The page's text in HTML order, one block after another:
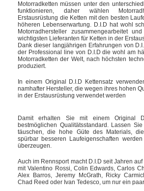
Motorradketten müssen unter den
funktionieren, daher wählen
Erstausrüstung die Ketten mit den besten
höheren Lebenserwartung. D.I.D hat wohl
Motorradhersteller zusammengearbeitet
wichtigsten Lieferanten für Ketten in der
Dank dieser langjährigen Erfahrungen von
der Professional line von D.I.D die wohl am
Motorradketten der Welt, nach höchsten
produziert.
In einem Original D.I.D Kettensatz
namhafter Hersteller, die wegen ihres hohen
in der Erstausrüstung verwendet werden
Damit erhalten Sie mit einem Original
bestmöglichen Qualitätsstandard. Lassen
täuschen, die hohe Güte des Materials,
spürbar besseren Laufeigenschaften
überzeugen.
Auch im Rennsport macht D.I.D seit Jahren
mit Valentino Rossi, Colin Edwards, Carlos
Alex Barros, Jeremy McGrath, Ricky
Chad Reed oder Ivan Tedesco, um nur ein